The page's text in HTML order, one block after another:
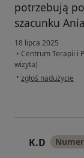
potrzebują
szacunku
18 lipca 2025
• Centrum Terapii i
wizyta)
• w opinii
zgłoś nadużycie
K.D